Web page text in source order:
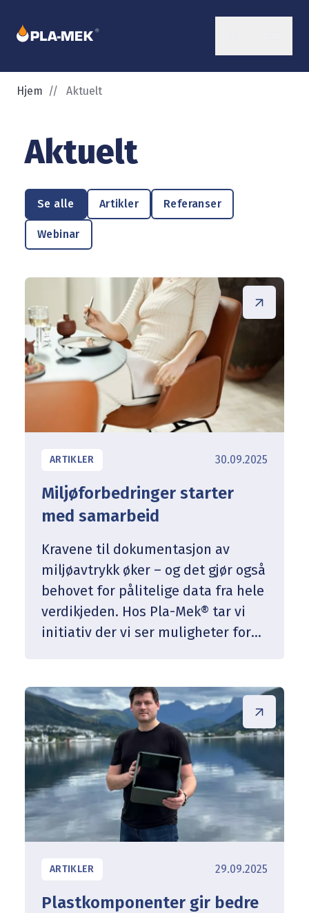
Hjem // Aktuelt
Aktuelt
Se alle Artikler Referanser
Webinar
ARTIKLER 30.09.2025
Miljøforbedringer starter
med samarbeid
Kravene til dokumentasjon av
miljøavtrykk øker – og det gjør også
behovet for pålitelige data fra hele
verdikjeden. Hos Pla-Mek® tar vi
initiativ der vi ser muligheter for
mulig for kundene våre å
rapportere miljøeffekten av
produktene sine. Gjennom
samarbeid og teknisk innsikt bidrar
vi til konkrete miljøgevinster –
dokumentert og sporbar.
ARTIKLER 29.09.2025
Plastkomponenter gir bedre